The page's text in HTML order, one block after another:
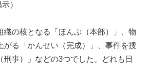
）
織の核となる「ほんぶ（本部）」、物
がる「かんせい（完成）」、事件を捜
刑事）」などの3つでした。どれも日